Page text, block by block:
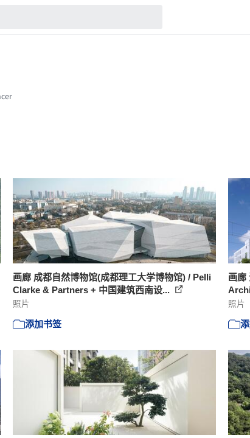
画廊 成都自然博物馆(成都理工大学博物馆) / Pelli
Clarke & Partners + 中国建筑西南设...
照片
添加书签
画廊
照片